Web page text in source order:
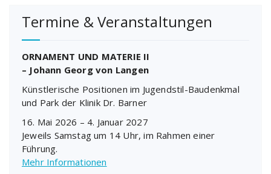
Termine & Veranstaltungen
ORNAMENT UND MATERIE II
– Johann Georg von Langen
Künstlerische Positionen im Jugendstil-Baudenkmal
und Park der Klinik Dr. Barner
16. Mai 2026 – 4. Januar 2027
Jeweils Samstag um 14 Uhr, im Rahmen einer
Führung.
Mehr Informationen